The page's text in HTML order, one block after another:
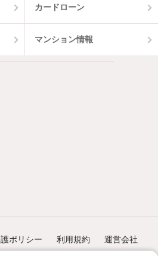
カードローン
マンション情報
ポリシー 利用規約 運営会社